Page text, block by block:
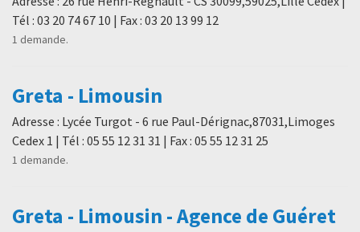
Tél : 03 20 74 67 10 | Fax : 03 20 13 99 12
1 demande.
Greta - Limousin
Adresse : Lycée Turgot - 6 rue Paul-Dérignac,87031,Limoges
Cedex 1 | Tél : 05 55 12 31 31 | Fax : 05 55 12 31 25
1 demande.
Greta - Limousin - Agence de Guéret